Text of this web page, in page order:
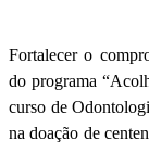
Fortalecer o
do programa
curso de
na doação de